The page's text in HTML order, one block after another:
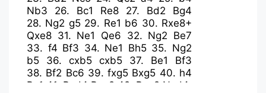
Nb3
26. Bc1 Re8 27. Bd2
Bg4
28. Ng2 g5 29. Re1 b6 30. Rxe8+
Qxe8 31. Ne1 Qe6 32. Ng2 Be7
33. f4 Bf3 34. Ne1 Bh5 35. Ng2
b5
36. cxb5 cxb5 37. Be1
Bf3
38. Bf2 Bc6 39.fxg5 Bxg5 40. h4
Bc1 41. Bxd4 Bxg2 42. Bxg2 Nxd4